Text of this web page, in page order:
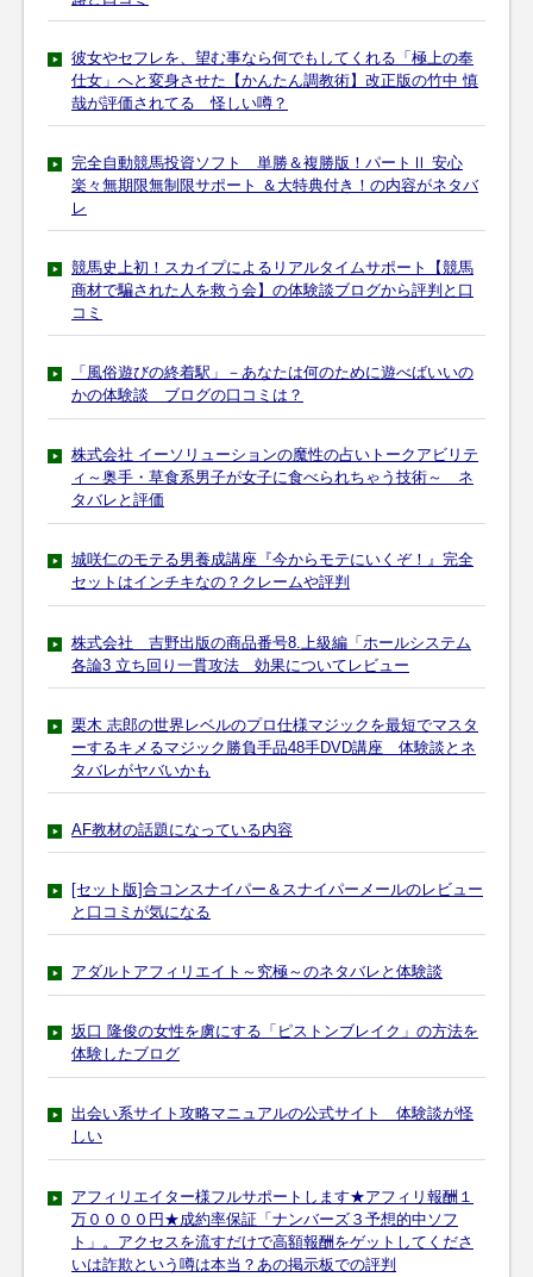
彼女やセフレを、望む事なら何でもしてくれる「極上の奉
仕女」へと変身させた【かんたん調教術】改正版の竹中 慎
哉が評価されてる 怪しい噂？
完全自動競馬投資ソフト 単勝＆複勝版！パートⅡ 安心
楽々無期限無制限サポート ＆大特典付き！の内容がネタバ
レ
競馬史上初！スカイプによるリアルタイムサポート【競馬
商材で騙された人を救う会】の体験談ブログから評判と口
コミ
「風俗遊びの終着駅」－あなたは何のために遊べばいいの
かの体験談 ブログの口コミは？
株式会社 イーソリューションの魔性の占いトークアビリテ
ィ～奥手・草食系男子が女子に食べられちゃう技術～ ネ
タバレと評価
城咲仁のモテる男養成講座『今からモテにいくぞ！』完全
セットはインチキなの？クレームや評判
株式会社 吉野出版の商品番号8.上級編「ホールシステム
各論3 立ち回り一貫攻法 効果についてレビュー
栗木 志郎の世界レベルのプロ仕様マジックを最短でマスタ
ーするキメるマジック勝負手品48手DVD講座 体験談とネ
タバレがヤバいかも
AF教材の話題になっている内容
[セット版]合コンスナイパー＆スナイパーメールのレビュー
と口コミが気になる
アダルトアフィリエイト～究極～のネタバレと体験談
坂口 隆俊の女性を虜にする「ピストンブレイク」の方法を
体験したブログ
出会い系サイト攻略マニュアルの公式サイト 体験談が怪
しい
アフィリエイター様フルサポートします★アフィリ報酬１
万００００円★成約率保証「ナンバーズ３予想的中ソフ
ト」。アクセスを流すだけで高額報酬をゲットしてくださ
いは詐欺という噂は本当？あの掲示板での評判